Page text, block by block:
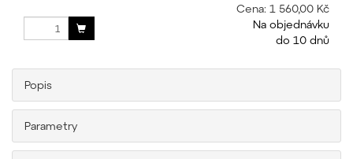
Cena: 1 560,00 Kč
Na objednávku
do 10 dnů
Popis
Parametry